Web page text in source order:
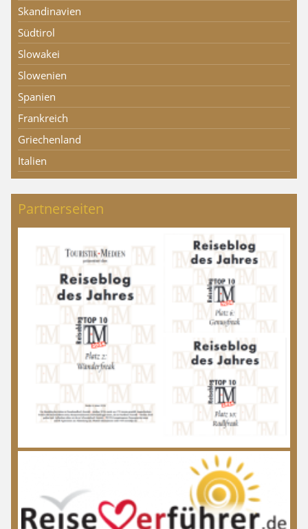
Skandinavien
Südtirol
Slowakei
Slowenien
Spanien
Frankreich
Griechenland
Italien
Partnerseiten